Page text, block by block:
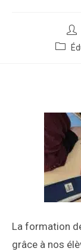
La formation
grâce à nos